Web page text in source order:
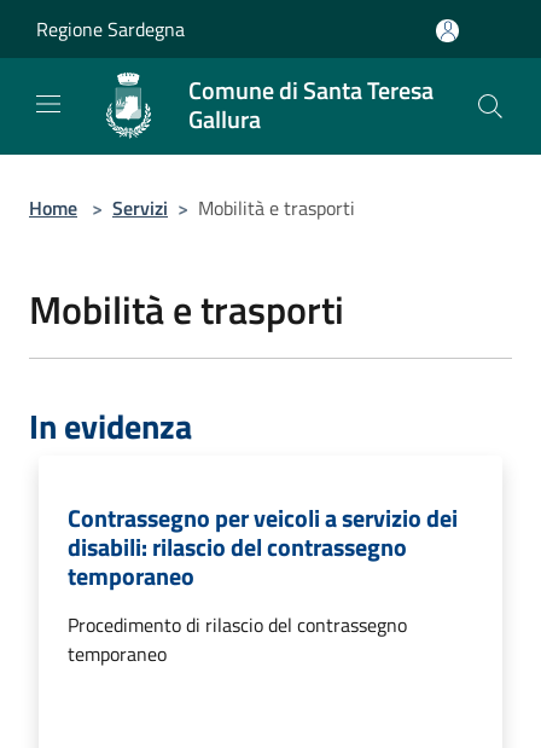
Regione Sardegna
Comune di Santa Teresa
Gallura
Home > Servizi > Mobilità e trasporti
Mobilità e trasporti
In evidenza
Contrassegno per veicoli a servizio dei
disabili: rilascio del contrassegno
temporaneo
Procedimento di rilascio del contrassegno
temporaneo